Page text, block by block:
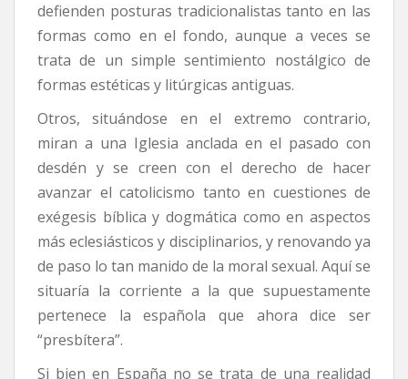
defienden posturas tradicionalistas tanto en las
formas como en el fondo, aunque a veces se
trata de un simple sentimiento nostálgico de
formas estéticas y litúrgicas antiguas.
Otros, situándose en el extremo contrario,
miran a una Iglesia anclada en el pasado con
desdén y se creen con el derecho de hacer
avanzar el catolicismo tanto en cuestiones de
exégesis bíblica y dogmática como en aspectos
más eclesiásticos y disciplinarios, y renovando ya
de paso lo tan manido de la moral sexual. Aquí se
situaría la corriente a la que supuestamente
pertenece la española que ahora dice ser
“presbítera”.
Si bien en España no se trata de una realidad